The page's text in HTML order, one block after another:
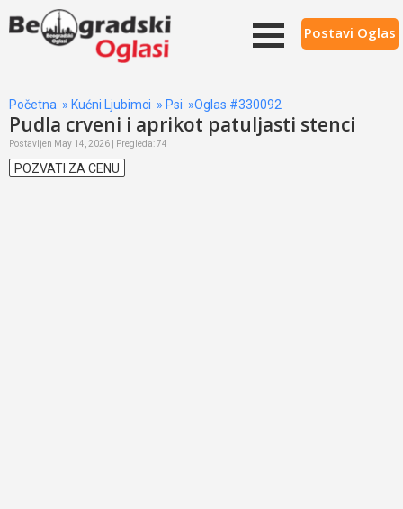
Postavi Oglas
Početna » Kućni Ljubimci » Psi »Oglas #330092
Pudla crveni i aprikot patuljasti stenci
Postavljen May 14, 2026 | Pregleda: 74
POZVATI ZA CENU